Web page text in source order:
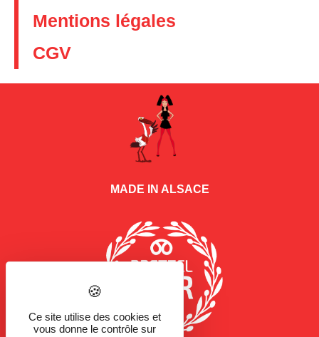
Mentions légales
CGV
MADE IN ALSACE
Ce site utilise des cookies et
vous donne le contrôle sur